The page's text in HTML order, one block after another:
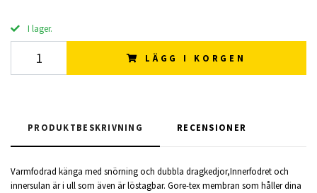
I lager.
LÄGG I KORGEN
PRODUKTBESKRIVNING RECENSIONER
Varmfodrad känga med snörning och dubbla dragkedjor,Innerfodret och
innersulan är i ull som även är löstagbar. Gore-tex membran som håller dina